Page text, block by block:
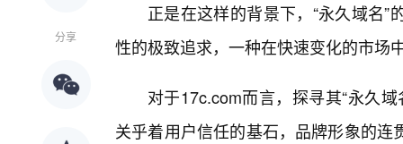
分享
正是在这样的背景下，“永久域名
性的极致追求，一种在快速变化的市场
对于17c.com而言，探寻其“永久
关乎着用户信任的基石，品牌形象的